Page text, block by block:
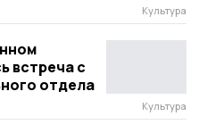
Культура
встреча с
отдела
Культура